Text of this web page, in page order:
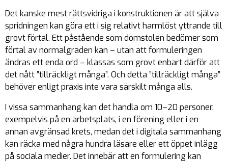
Det kanske mest rättsvidriga i konstruktionen är att själva
spridningen kan göra ett i sig relativt harmlöst yttrande till
grovt förtal. Ett påstående som domstolen bedömer som
förtal av normalgraden kan – utan att formuleringen
ändras ett enda ord – klassas som grovtenbart därför att
det nått ”tillräckligt många”. Och detta ”tillräckligt många”
behöver enligt praxis inte vara särskilt många alls.
I vissa sammanhang kan det handla om 10–20 personer,
exempelvis på en arbetsplats, i en förening eller i en
annan avgränsad krets, medan det i digitala sammanhang
kan räcka med några hundra läsare eller ett öppet inlägg
på sociala medier. Det innebär att en formulering kan